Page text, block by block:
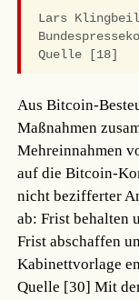
Lars
Quelle [18]
Aus Bitcoin-
Maßnahmen
Mehreinnahmen
auf die Bitcoin-
nicht bezifferter
ab: Frist behalten
Frist abschaffen
Kabinettvorlage
Quelle [30] Mit